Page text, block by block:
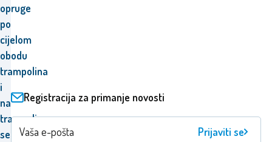
opruge
po
cijelom
obodu
trampolina
i
na
trampolin
se
Registracija za primanje novosti
Prijaviti se